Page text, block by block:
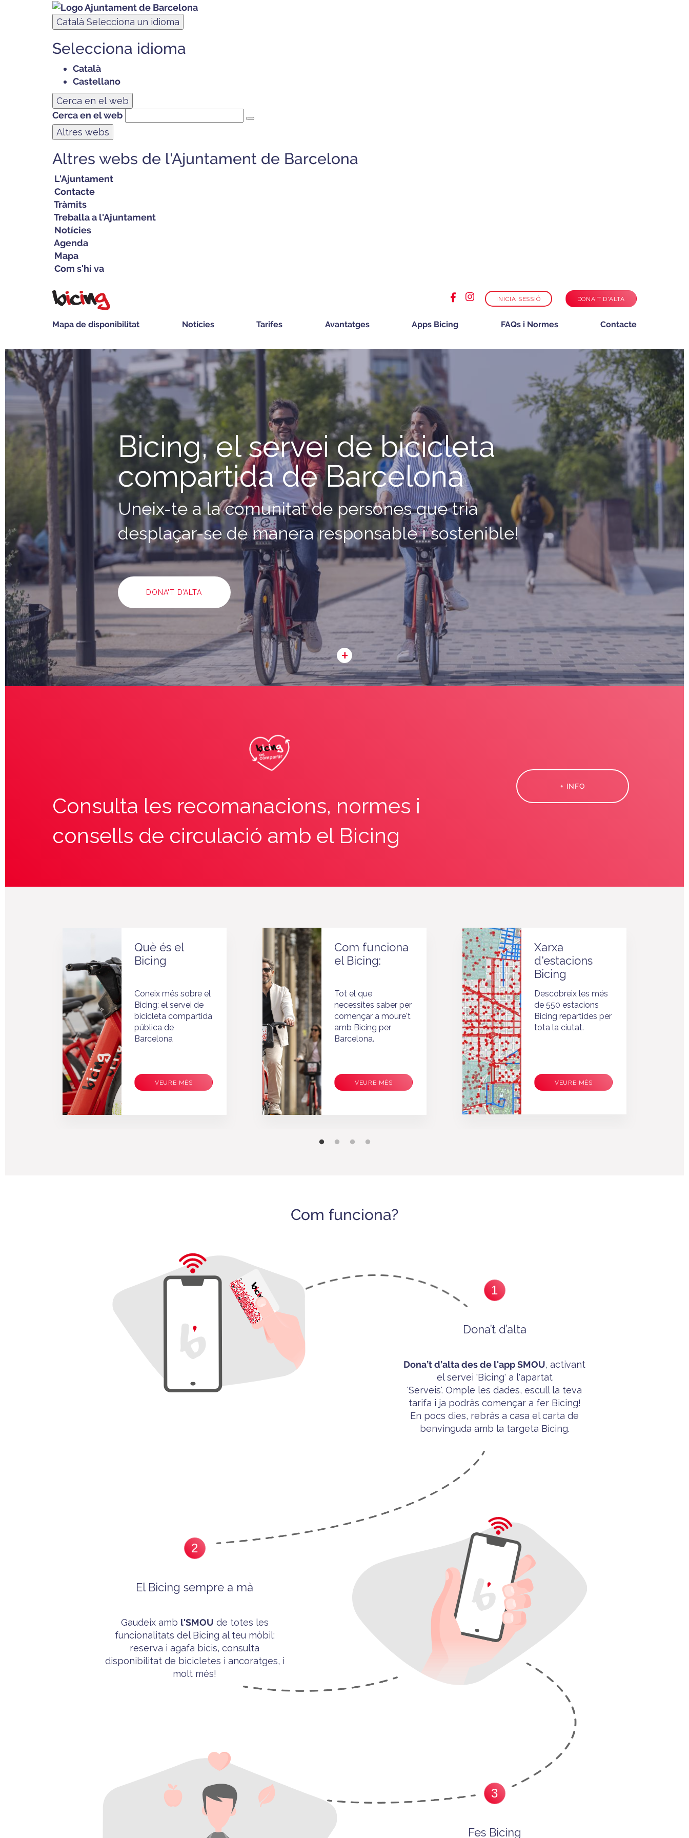
Català Selecciona un idioma
Selecciona idioma
Català
Castellano
Cerca en el web
Cerca en el web
Altres webs
Altres webs de l'Ajuntament de Barcelona
L'Ajuntament
Contacte
Tràmits
Treballa a l'Ajuntament
Notícies
Agenda
Mapa
Com s'hi va
INICIA SESSIÓ DONA'T D'ALTA
principal
Mapa de disponibilitat Notícies Tarifes Avantatges Apps Bicing FAQs i Normes Contacte
Bicing, el servei de bicicleta
compartida de Barcelona
Uneix-te a la comunitat de persones que tria
desplaçar-se de manera responsable i sostenible!
DONA'T D’ALTA
+
Consulta les recomanacions, normes i
consells de circulació amb el Bicing
+ INFO
Què és el
Bicing
Coneix més sobre el
Bicing: el servei de
bicicleta compartida
pública de
Barcelona
VEURE MÉS
Com funciona
el Bicing:
Tot el que
necessites saber per
començar a moure't
amb Bicing per
Barcelona.
VEURE MÉS
Xarxa
d'estacions
Bicing
Descobreix les més
de 550 estacions
Bicing repartides per
tota la ciutat.
VEURE MÉS
Com funciona?
1
Dona’t d’alta
Dona’td’alta des de l'app SMOU, activant
el servei 'Bicing' a l'apartat
'Serveis'. Omple les dades, escull la teva
tarifa i ja podràs començar a fer Bicing!
En pocs dies, rebràs a casa el carta de
benvinguda amb la targeta Bicing.
2
El Bicing sempre a mà
Gaudeix amb l'SMOU de totes les
funcionalitats del Bicing al teu mòbil:
reserva i agafa bicis, consulta
disponibilitat de bicicletes i ancoratges, i
molt més!
3
Fes Bicing